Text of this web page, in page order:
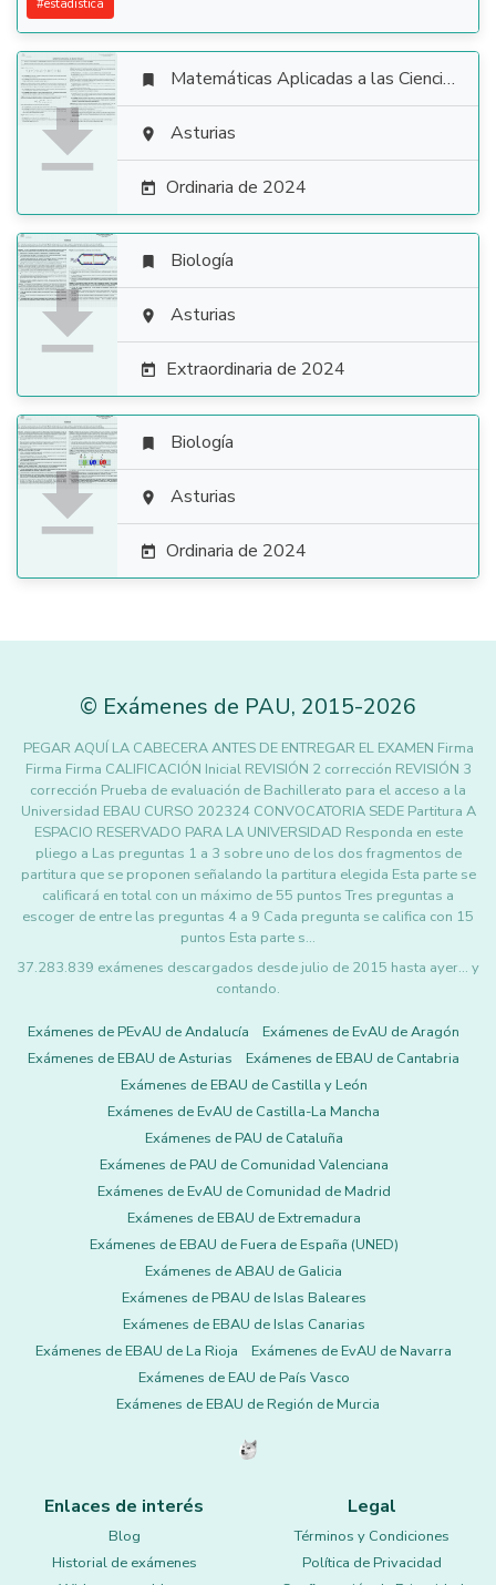
#estadistica

 Matemáticas Aplicadas a las Ciencias Sociales
 Asturias
 Ordinaria de 2024

 Biología
 Asturias
 Extraordinaria de 2024

 Biología
 Asturias
 Ordinaria de 2024
© Exámenes de PAU, 2015-2026
PEGAR AQUÍ LA CABECERA ANTES DE ENTREGAR EL EXAMEN Firma
Firma Firma CALIFICACIÓN Inicial REVISIÓN 2 corrección REVISIÓN 3
corrección Prueba de evaluación de Bachillerato para el acceso a la
Universidad EBAU CURSO 202324 CONVOCATORIA SEDE Partitura A
ESPACIO RESERVADO PARA LA UNIVERSIDAD Responda en este
pliego a Las preguntas 1 a 3 sobre uno de los dos fragmentos de
partitura que se proponen señalando la partitura elegida Esta parte se
calificará en total con un máximo de 55 puntos Tres preguntas a
escoger de entre las preguntas 4 a 9 Cada pregunta se califica con 15
puntos Esta parte s…
37.283.839 exámenes descargados desde julio de 2015 hasta ayer... y
contando.
Exámenes de PEvAU de Andalucía
Exámenes de EvAU de Aragón
Exámenes de EBAU de Asturias
Exámenes de EBAU de Cantabria
Exámenes de EBAU de Castilla y León
Exámenes de EvAU de Castilla-La Mancha
Exámenes de PAU de Cataluña
Exámenes de PAU de Comunidad Valenciana
Exámenes de EvAU de Comunidad de Madrid
Exámenes de EBAU de Extremadura
Exámenes de EBAU de Fuera de España (UNED)
Exámenes de ABAU de Galicia
Exámenes de PBAU de Islas Baleares
Exámenes de EBAU de Islas Canarias
Exámenes de EBAU de La Rioja
Exámenes de EvAU de Navarra
Exámenes de EAU de País Vasco
Exámenes de EBAU de Región de Murcia
Enlaces de interés
Blog
Historial de exámenes
Legal
Términos y Condiciones
Política de Privacidad